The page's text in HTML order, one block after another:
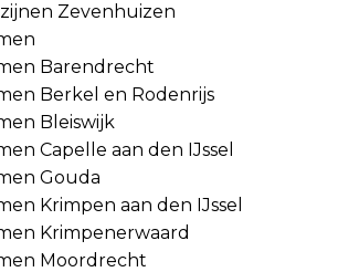
Zevenhuizen
Barendrecht
Berkel en Rodenrijs
Bleiswijk
Capelle aan den IJssel
Gouda
Krimpen aan den IJssel
Krimpenerwaard
Moordrecht